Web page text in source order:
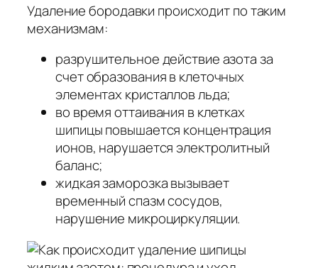
Удаление бородавки происходит по таким
механизмам:
разрушительное действие азота за
счет образования в клеточных
элементах кристаллов льда;
во время оттаивания в клетках
шипицы повышается концентрация
ионов, нарушается электролитный
баланс;
жидкая заморозка вызывает
временный спазм сосудов,
нарушение микроциркуляции.